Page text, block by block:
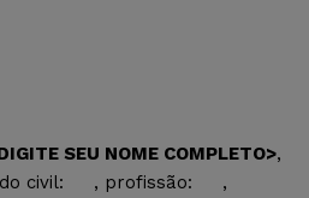
SEU NOME COMPLETO>,
civil: , profissão:
,